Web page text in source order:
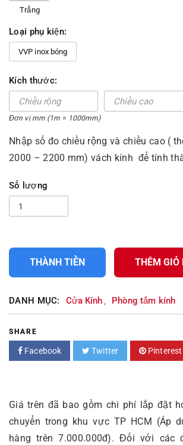
Trắng
Loại phụ kiện:
VVP inox bóng
Kích thước:
Đơn vị mm (1m = 1000mm)
Nhập số đo chiều rộng và chiều cao (
2000 – 2200 mm) vách kính để tính
Số lượng
THÀNH TIỀN THÊM GIỎ
DANH MỤC: Cửa Kính, Phòng tắm kính
SHARE
Facebook Twitter Pinterest
Giá trên đã bao gồm chi phí lắp đặt
chuyển trong khu vực TP HCM (Áp
hàng trên 7.000.000đ). Đối với các